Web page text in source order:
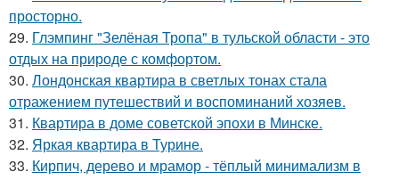
просторно.
29. Глэмпинг "Зелёная Тропа" в тульской области - это
отдых на природе с комфортом.
30. Лондонская квартира в светлых тонах стала
отражением путешествий и воспоминаний хозяев.
31. Квартира в доме советской эпохи в Минске.
32. Яркая квартира в Турине.
33. Кирпич, дерево и мрамор - тёплый минимализм в